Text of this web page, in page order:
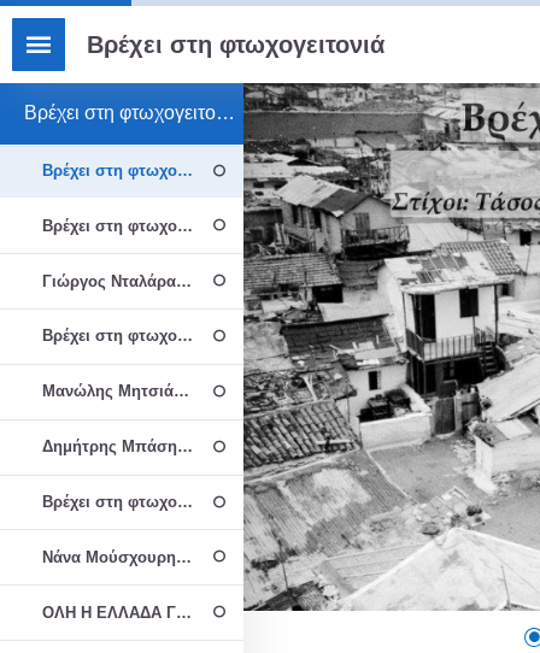
Βρέχει στη φτωχογειτονιά
Βρέχει στη φτωχογειτονιά - Διάφορες εκτελέσεις
Βρέχει στη φτωχογειτονιά
Βρέχει στη φτωχογειτονιά - Χορωδία Δασκάλων 10ου Δημοτικού
Γιώργος Νταλάρας - Βρέχει Στην Φτωχογειτονιά | Raining In
Βρέχει στη φτωχογειτονιά - Δημήτρης Μητροπάνος
Μανώλης Μητσιάς - Βρέχει Στη Φτωχογειτονιά | Official Audio
Δημήτρης Μπάσης - Βρέχει στη φτωχογειτονιά | Official Audio
Βρέχει στη φτωχογειτονιά - Θεατρική Σκηνή Ελευσίνας 2019
Νάνα Μούσχουρη: Βρέχει στην φτωχογειτονιά - Nana
ΟΛΗ Η ΕΛΛΑΔΑ ΓΙΑ ΤΟΝ ΜΙΚΗ ΘΕΟΔΩΡΑΚΗ: ΒΡΕΧΕΙ ΣΤΗ